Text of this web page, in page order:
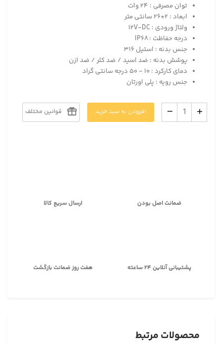
توان مصرفی : ۲۴ وات
ابعاد : ۲*۲۶ سانتی متر
ولتاژ ورودی : ۱۲V-DC
درجه حفاظت : IP۶۸
جنس بدنه : استیل ۳۱۶
پوشش بدنه : ضد اسید / ضد کلر / ضد ازن
دمای کارکرد : ۱۰ - ۵۰ درجه سانتی گراد
جنس رویه : پلی اورتان
افزودن به سبد خرید قوانین مختلف
ضمانت اصل بودن ارسال سریع کالا
پشتیبانی آنلاین ۲۴ ساعته هفت روز ضمانت بازگشت
محصولات مرتبط